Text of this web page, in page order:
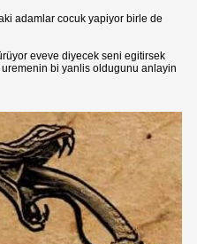
adamlar cocuk yapiyor birle de
eveve diyecek seni egitirsek
bi yanlis oldugunu anlayin